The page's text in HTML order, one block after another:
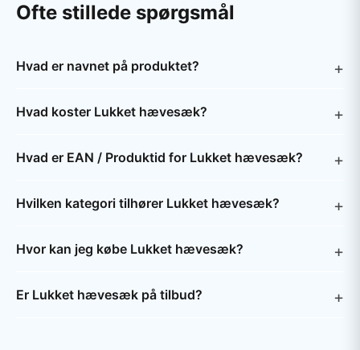
Ofte stillede spørgsmål
Hvad er navnet på produktet?
Hvad koster Lukket hævesæk?
Hvad er EAN / Produktid for Lukket hævesæk?
Hvilken kategori tilhører Lukket hævesæk?
Hvor kan jeg købe Lukket hævesæk?
Er Lukket hævesæk på tilbud?